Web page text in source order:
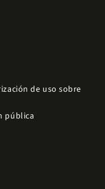
de uso sobre
pública